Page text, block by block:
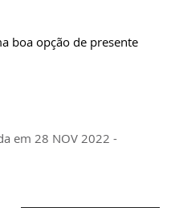
boa opção de presente
em 28 NOV 2022 -